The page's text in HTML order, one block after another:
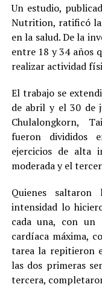
Un estudio,
Nutrition, ratificó
en la salud. De la
entre 18 y 34 años
realizar actividad
El trabajo se
de abril y el 30 de
Chulalongkorn,
fueron divididos
ejercicios de alta
moderada y el
Quienes
intensidad lo
cada una, con
cardíaca máxima,
tarea la repitieron
las dos primeras
tercera,